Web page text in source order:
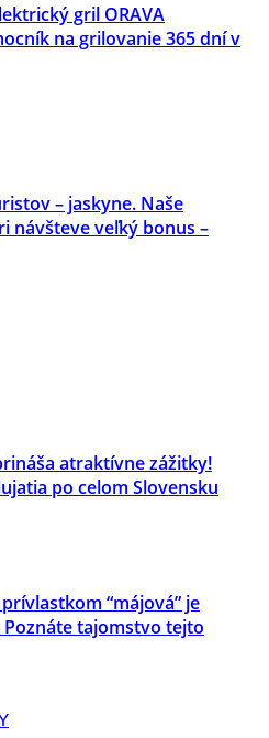
gril ORAVA
na grilovanie 365 dní v
– jaskyne. Naše
návšteve veľký bonus –
atraktívne zážitky!
po celom Slovensku
“májová” je
tajomstvo tejto